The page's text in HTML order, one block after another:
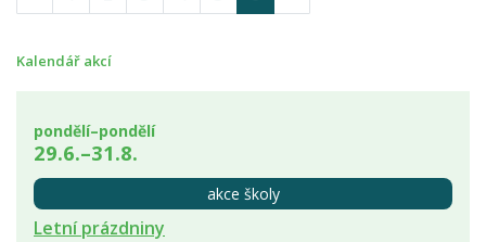
Kalendář akcí
pondělí–pondělí
29.6.–31.8.
akce školy
Letní prázdniny